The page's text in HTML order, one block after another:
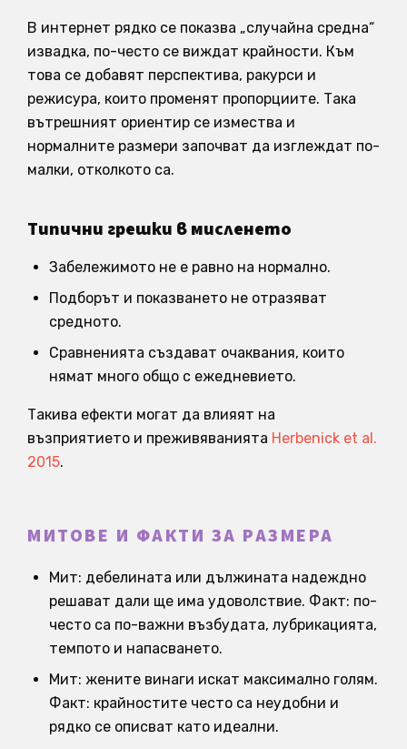
В интернет рядко се показва „случайна средна“
извадка, по-често се виждат крайности. Към
това се добавят перспектива, ракурси и
режисура, които променят пропорциите. Така
вътрешният ориентир се измества и
нормалните размери започват да изглеждат по-
малки, отколкото са.
Типични грешки в мисленето
Забележимото не е равно на нормално.
Подборът и показването не отразяват
средното.
Сравненията създават очаквания, които
нямат много общо с ежедневието.
Такива ефекти могат да влияят на
възприятието и преживяванията Herbenick et al.
2015.
МИТОВЕ И ФАКТИ ЗА РАЗМЕРА
Мит: дебелината или дължината надеждно
решават дали ще има удоволствие. Факт: по-
често са по-важни възбудата, лубрикацията,
темпото и напасването.
Мит: жените винаги искат максимално голям.
Факт: крайностите често са неудобни и
рядко се описват като идеални.